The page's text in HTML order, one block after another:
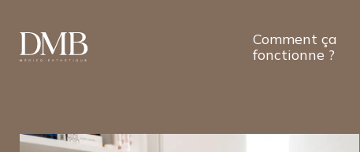
Comment ça
fonctionne ?